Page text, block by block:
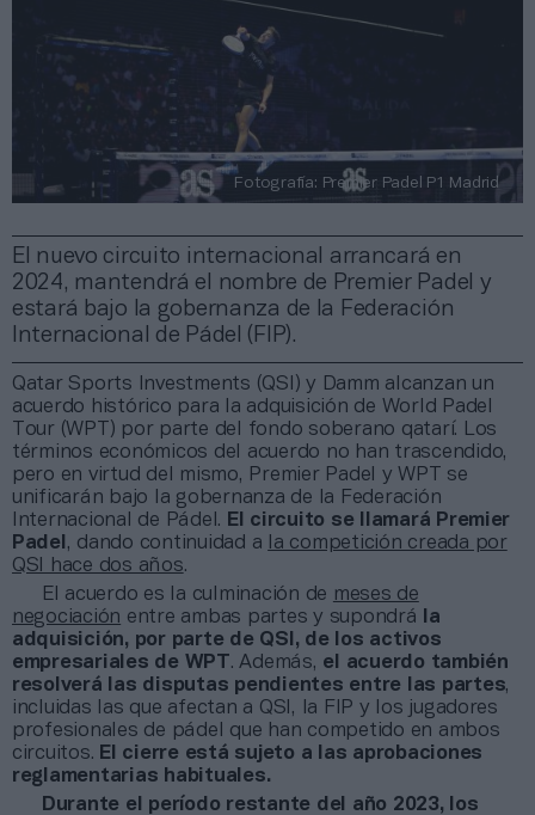
El nuevo circuito internacional arrancará en
2024, mantendrá el nombre de Premier Padel y
estará bajo la gobernanza de la Federación
Internacional de Pádel (FIP).
Fotografía: Premier Padel P1 Madrid
Qatar Sports Investments (QSI) y Damm alcanzan un
acuerdo histórico para la adquisición de World Padel
Tour (WPT) por parte del fondo soberano qatarí. Los
términos económicos del acuerdo no han trascendido,
pero en virtud del mismo, Premier Padel y WPT se
unificarán bajo la gobernanza de la Federación
Internacional de Pádel. El circuito se llamará Premier
Padel , dando continuidad a
la competición creada por
QSI hace dos años.
El acuerdo es la culminación de meses de
negociación entre ambas partes y supondrá
la
adquisición, por parte de QSI, de los activos
empresariales de WPT . Además, el acuerdo también
resolverá las disputas pendientes entre las partes,
incluidas las que afectan a QSI, la FIP y los jugadores
profesionales de pádel que han competido en ambos
circuitos. El cierre está sujeto a las aprobaciones
reglamentarias habituales.
Durante el período restante del año 2023, los